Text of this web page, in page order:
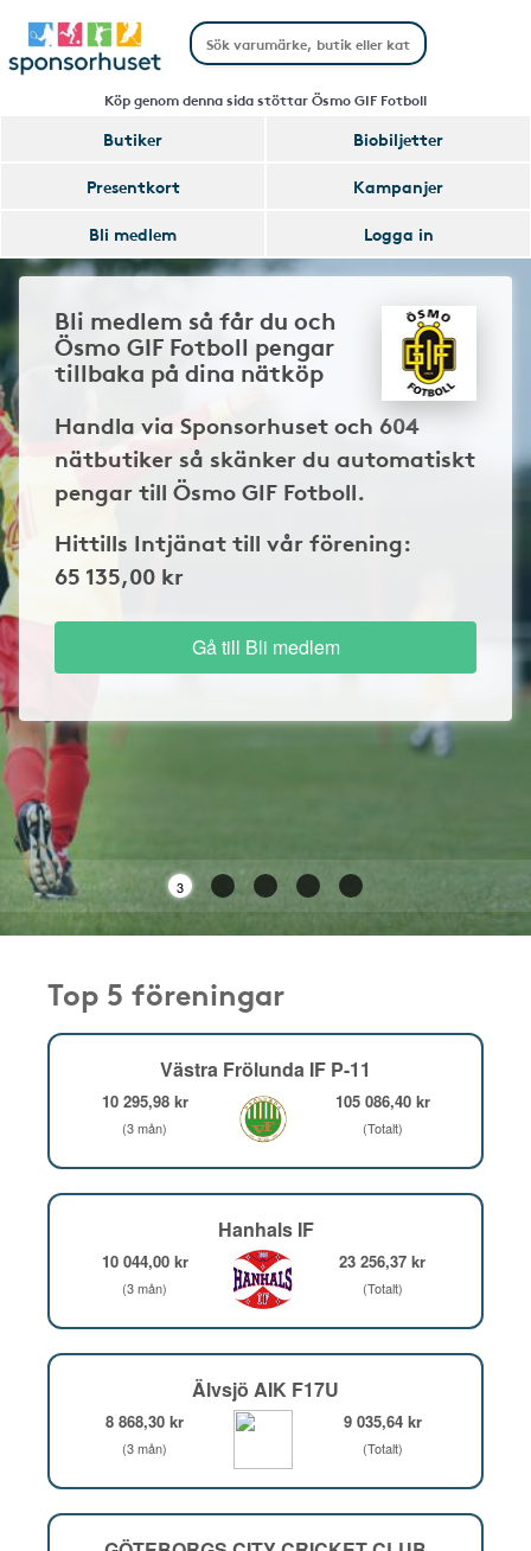
Köp genom denna sida stöttar Ösmo GIF Fotboll
Butiker
Biobiljetter
Presentkort
Kampanjer
Bli medlem
Logga in
Bli medlem så får du och
Ösmo GIF Fotboll pengar
tillbaka på dina nätköp
Handla via Sponsorhuset och 604
nätbutiker så skänker du automatiskt
pengar till Ösmo GIF Fotboll.
Hittills Intjänat till vår förening:
65 135,00 kr
Gå till Bli medlem
3
Top 5 föreningar
Västra Frölunda IF P-11
10 295,98 kr
(3 mån)
105 086,40 kr
(Totalt)
Hanhals IF
10 044,00 kr
(3 mån)
23 256,37 kr
(Totalt)
Älvsjö AIK F17U
8 868,30 kr
(3 mån)
9 035,64 kr
(Totalt)